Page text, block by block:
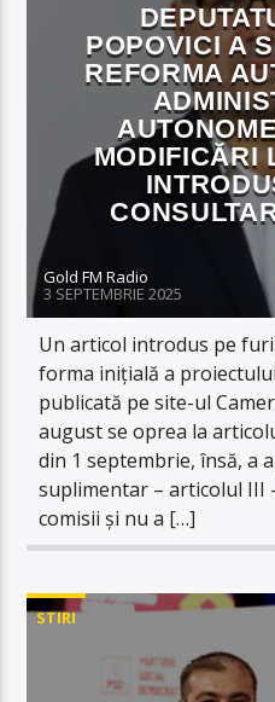
POPOVICI A
REFORMA
MODIFICĂRI
Gold FM Radio
3 SEPTEMBRIE 2025
Un articol introdus pe
forma inițială a
publicată pe site-ul
august se oprea la
din 1 septembrie, însă, a
suplimentar – articolul III
comisii și nu a […]
STIRI